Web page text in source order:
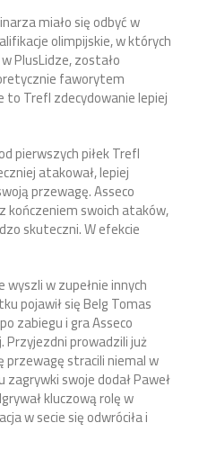
miało się odbyć w
olimpijskie, w których
PlusLidze, zostało
faworytem
to Trefl zdecydowanie lepiej
pierwszych piłek Trefl
atakował, lepiej
przewagę. Asseco
kończeniem swoich ataków,
skuteczni. W efekcie
w zupełnie innych
pojawił się Belg Tomas
zabiegu i gra Asseco
Przyjezdni prowadzili już
przewagę stracili niemal w
swoje dodał Paweł
kluczową rolę w
w secie się odwróciła i